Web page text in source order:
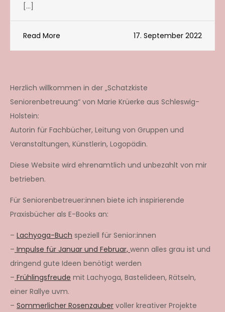
[…]
Read More 17. September 2022
Herzlich willkommen in der „Schatzkiste
Seniorenbetreuung“ von Marie Krüerke aus Schleswig-
Holstein:
Autorin für Fachbücher, Leitung von Gruppen und
Veranstaltungen, Künstlerin, Logopädin.
Diese Website wird ehrenamtlich und unbezahlt von mir
betrieben.
Für Seniorenbetreuer:innen biete ich inspirierende
Praxisbücher als E-Books an:
– Lachyoga-Buch speziell für Senior:innen
– Impulse für Januar und Februar, wenn alles grau ist und
dringend gute Ideen benötigt werden
– Frühlingsfreude mit Lachyoga, Bastelideen, Rätseln,
einer Rallye uvm.
– Sommerlicher Rosenzauber voller kreativer Projekte